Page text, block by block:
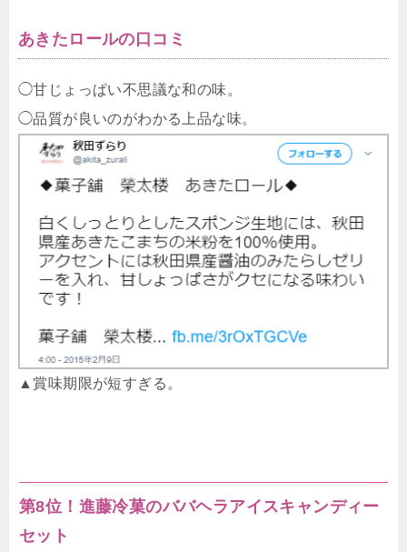
あきたロールの口コミ
◯甘じょっぱい不思議な和の味。
◯品質が良いのがわかる上品な味。
▲賞味期限が短すぎる。
第8位！進藤冷菓のババヘラアイスキャンディー
セット